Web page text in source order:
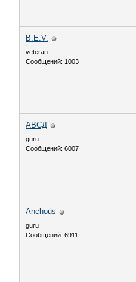
B.E.V.
veteran
Сообщений: 1003
АВСД
guru
Сообщений: 6007
Anchous
guru
Сообщений: 6911